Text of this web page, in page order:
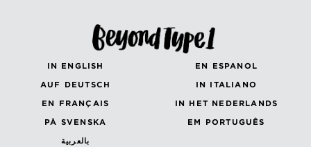
IN ENGLISH
EN ESPANOL
AUF DEUTSCH
IN ITALIANO
EN FRANÇAIS
IN HET NEDERLANDS
PÅ SVENSKA
EM PORTUGUÊS
بالعربية